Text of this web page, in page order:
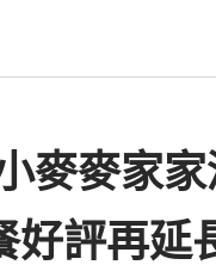
麥麥家
好評再延